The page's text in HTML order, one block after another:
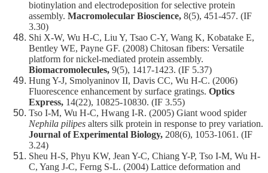
biotinylation and electrodeposition for selective protein
assembly. Macromolecular Bioscience, 8(5), 451-457. (IF
3.30)
Shi X-W, Wu H-C, Liu Y, Tsao C-Y, Wang K, Kobatake E,
Bentley WE, Payne GF. (2008) Chitosan fibers: Versatile
platform for nickel-mediated protein assembly.
Biomacromolecules, 9(5), 1417-1423. (IF 5.37)
Hung Y-J, Smolyaninov II, Davis CC, Wu H-C. (2006)
Fluorescence enhancement by surface gratings. Optics
Express, 14(22), 10825-10830. (IF 3.55)
Tso I-M, Wu H-C, Hwang I-R. (2005) Giant wood spider
Nephila pilipes alters silk protein in response to prey variation.
Journal of Experimental Biology, 208(6), 1053-1061. (IF
3.24)
Sheu H-S, Phyu KW, Jean Y-C, Chiang Y-P, Tso I-M, Wu H-
C, Yang J-C, Ferng S-L. (2004) Lattice deformation and